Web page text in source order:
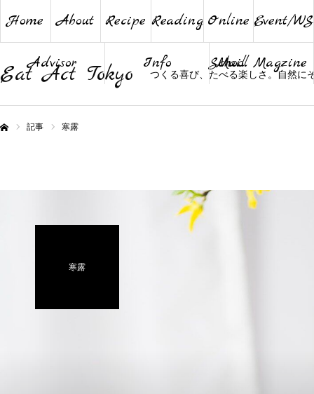
Eat Act Tokyo つくる喜び、たべる楽しさ。自然に
Home About Recipe Reading Online
School
Event/WS
Advisor Info Mail Magzine
記事 寒露
寒露